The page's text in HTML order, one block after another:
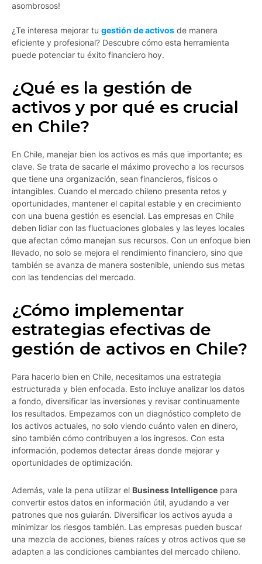
asombrosos!
¿Te interesa mejorar tu gestión de activos de manera
eficiente y profesional? Descubre cómo esta herramienta
puede potenciar tu éxito financiero hoy.
¿Qué es la gestión de
activos y por qué es crucial
en Chile?
En Chile, manejar bien los activos es más que importante; es
clave. Se trata de sacarle el máximo provecho a los recursos
que tiene una organización, sean financieros, físicos o
intangibles. Cuando el mercado chileno presenta retos y
oportunidades, mantener el capital estable y en crecimiento
con una buena gestión es esencial. Las empresas en Chile
deben lidiar con las fluctuaciones globales y las leyes locales
que afectan cómo manejan sus recursos. Con un enfoque bien
llevado, no solo se mejora el rendimiento financiero, sino que
también se avanza de manera sostenible, uniendo sus metas
con las tendencias del mercado.
¿Cómo implementar
estrategias efectivas de
gestión de activos en Chile?
Para hacerlo bien en Chile, necesitamos una estrategia
estructurada y bien enfocada. Esto incluye analizar los datos
a fondo, diversificar las inversiones y revisar continuamente
los resultados. Empezamos con un diagnóstico completo de
los activos actuales, no solo viendo cuánto valen en dinero,
sino también cómo contribuyen a los ingresos. Con esta
información, podemos detectar áreas donde mejorar y
oportunidades de optimización.
Además, vale la pena utilizar el Business Intelligence para
convertir estos datos en información útil, ayudando a ver
patrones que nos guiarán. Diversificar los activos ayuda a
minimizar los riesgos también. Las empresas pueden buscar
una mezcla de acciones, bienes raíces y otros activos que se
adapten a las condiciones cambiantes del mercado chileno.